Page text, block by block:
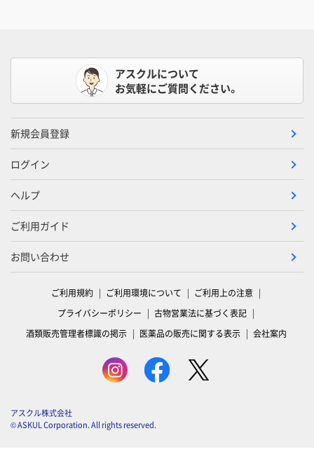
アスクルについて
お気軽にご質問ください。
新規会員登録
ログイン
ヘルプ
ご利用ガイド
お問い合わせ
ご利用規約 ご利用環境について
ご利用上の注意
プライバシーポリシー
古物営業法に基づく表記
酒類販売管理者標識の掲示
医薬品の販売に関する表示 会社案内
アスクル株式会社
© ASKUL Corporation. All rights reserved.